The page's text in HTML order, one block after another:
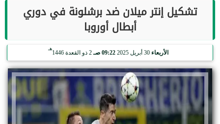
تشكيل إنتر ميلان ضد برشلونة في دوري
أبطال أوروبا
الأربعاء 30 أبريل 2025 09:22 صـ 2 ذو القعدة 1446
هـ